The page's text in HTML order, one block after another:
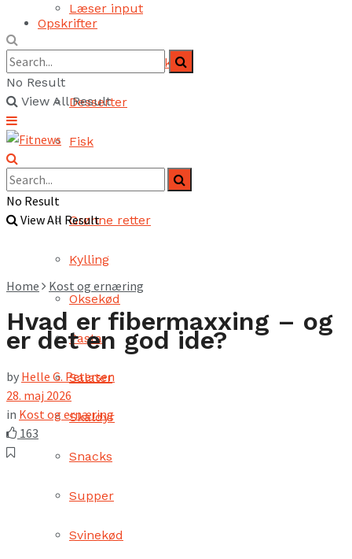
Opskrifter
Brød og bagværk
Desserter
Fisk
Grønne retter
Kylling
Oksekød
Pasta
Salater
Skaldyr
Snacks
Supper
Svinekød
Læser input
No Result
View All Result
No Result
View All Result
Home Kost og ernæring
Hvad er fibermaxxing – og
er det en god ide?
by Helle G. Petersen
28. maj 2026
in Kost og ernæring
163